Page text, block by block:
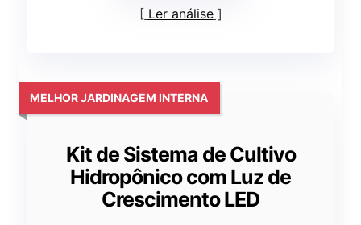
Ler análise
Kit de Sistema de Cultivo
Hidropônico com Luz de
Crescimento LED
MELHOR JARDINAGEM INTERNA